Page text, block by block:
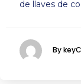
de llaves de
By